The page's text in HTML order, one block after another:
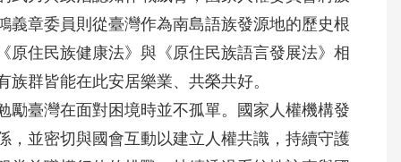
章委員則從臺灣作為南島語族發源地的歷史根
住民族健康法》與《原住民族語言發展法》相
群皆能在此安居樂業、共榮共好。
臺灣在面對困境時並不孤單。國家人權機構發
並密切與國會互動以建立人權共識，持續守護